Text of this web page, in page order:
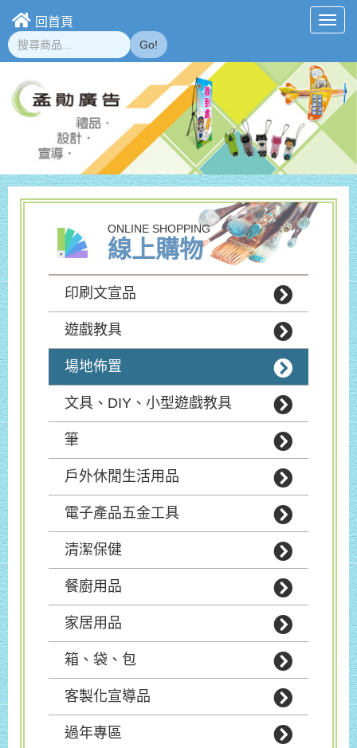
回首頁
Go!
ONLINE SHOPPING
線上購物
印刷文宣品
遊戲教具
場地佈置
文具、DIY、小型遊戲教具
筆
戶外休閒生活用品
電子產品五金工具
清潔保健
餐廚用品
家居用品
箱、袋、包
客製化宣導品
過年專區